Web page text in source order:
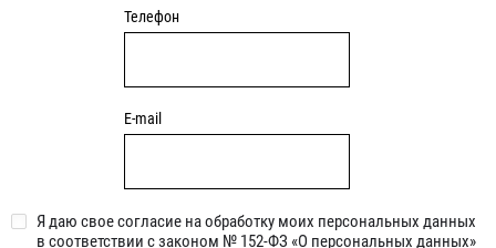
Телефон
E-mail
Я даю свое согласие на обработку моих персональных данных
в соответствии с законом № 152-ФЗ «О персональных данных»